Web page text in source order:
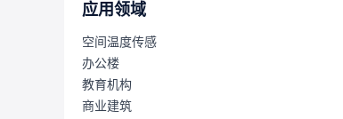
应用领域
空间温度传感
办公楼
教育机构
商业建筑